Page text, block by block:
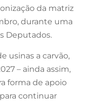
da matriz
durante uma
Deputados.
usinas a carvão,
– ainda assim,
forma de apoio
continuar